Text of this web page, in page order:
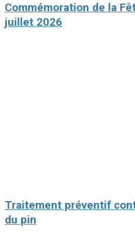
Commémoration de la
juillet 2026
Traitement préventif
du pin